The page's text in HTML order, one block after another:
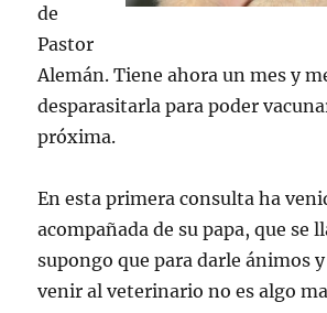
de
Pastor
Alemán. Tiene ahora un mes y
desparasitarla para poder
próxima.
En esta primera consulta ha
acompañada de su papa, que se
supongo que para darle ánimos
venir al veterinario no es algo